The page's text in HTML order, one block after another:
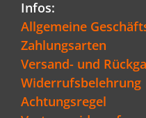
Infos:
Allgemeine
Zahlungsarten
Versand- und
Widerrufsbelehrung
Achtungsregel